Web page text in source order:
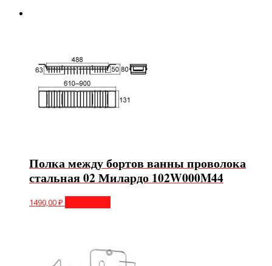
Полка между бортов ванны проволока
стальная 02 Милардо 102W000M44
1490,00₽